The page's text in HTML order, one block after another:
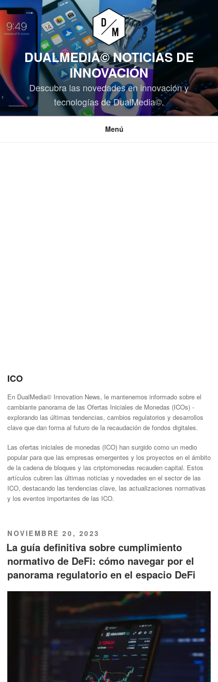
Saltar
contenido
DUALMEDIA© NOTICIAS DE
INNOVACIÓN
Descubra las novedades en innovación y
tecnologías de DualMedia©.
Menú
ICO
En DualMedia© Innovation News, le mantenemos informado sobre el
cambiante panorama de las Ofertas Iniciales de Monedas (ICOs) -
explorando las últimas tendencias, cambios regulatorios y desarrollos
clave que dan forma al futuro de la recaudación de fondos digitales.
Las ofertas iniciales de monedas (ICO) han surgido como un medio
popular para que las empresas emergentes y los proyectos en el ámbito
de la cadena de bloques y las criptomonedas recauden capital. Estos
artículos cubren las últimas noticias y novedades en el sector de las
ICO, destacando las tendencias clave, las actualizaciones normativas
y los eventos importantes de las ICO.
PUBLICADO
EL
NOVIEMBRE 20, 2023
La guía definitiva sobre cumplimiento
normativo de DeFi: cómo navegar por el
panorama regulatorio en el espacio DeFi